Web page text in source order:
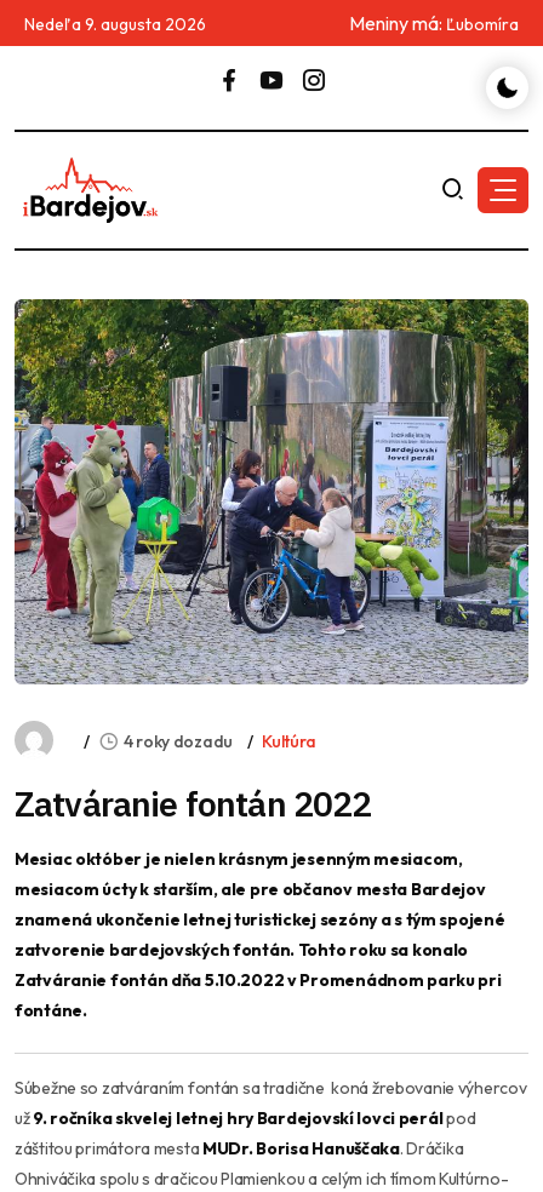
Nedeľa 9. augusta 2026 Meniny má: Ľubomíra
4 roky dozadu Kultúra
Zatváranie fontán 2022
Mesiac október je nielen krásnym jesenným mesiacom,
mesiacom úcty k starším, ale pre občanov mesta Bardejov
znamená ukončenie letnej turistickej sezóny a s tým spojené
zatvorenie bardejovských fontán. Tohto roku sa konalo
Zatváranie fontán dňa 5.10.2022 v Promenádnom parku pri
fontáne.
Súbežne so zatváraním fontán sa tradične koná žrebovanie výhercov
už9. ročníka skvelej letnej hry Bardejovskí lovci perálpod
záštitou primátora mesta MUDr. Borisa Hanuščaka. Dráčika
Ohniváčika spolu s dračicou Plamienkou a celým ich tímom Kultúrno-